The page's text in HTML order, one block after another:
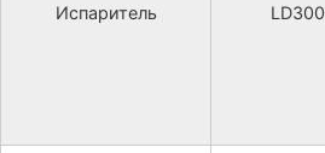
Испаритель LD300